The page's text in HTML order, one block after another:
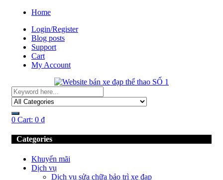
Home
Login/Register
Blog posts
Support
Cart
My Account
0 Cart: 0 ₫
Categories
Khuyến mãi
Dịch vụ
Dịch vụ sửa chữa bảo trì xe đạp